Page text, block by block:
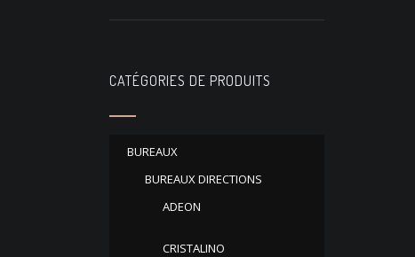
CATÉGORIES DE PRODUITS
BUREAUX
BUREAUX DIRECTIONS
ADEON
CRISTALINO